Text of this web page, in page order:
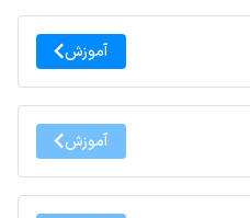
آموزش
آموزش